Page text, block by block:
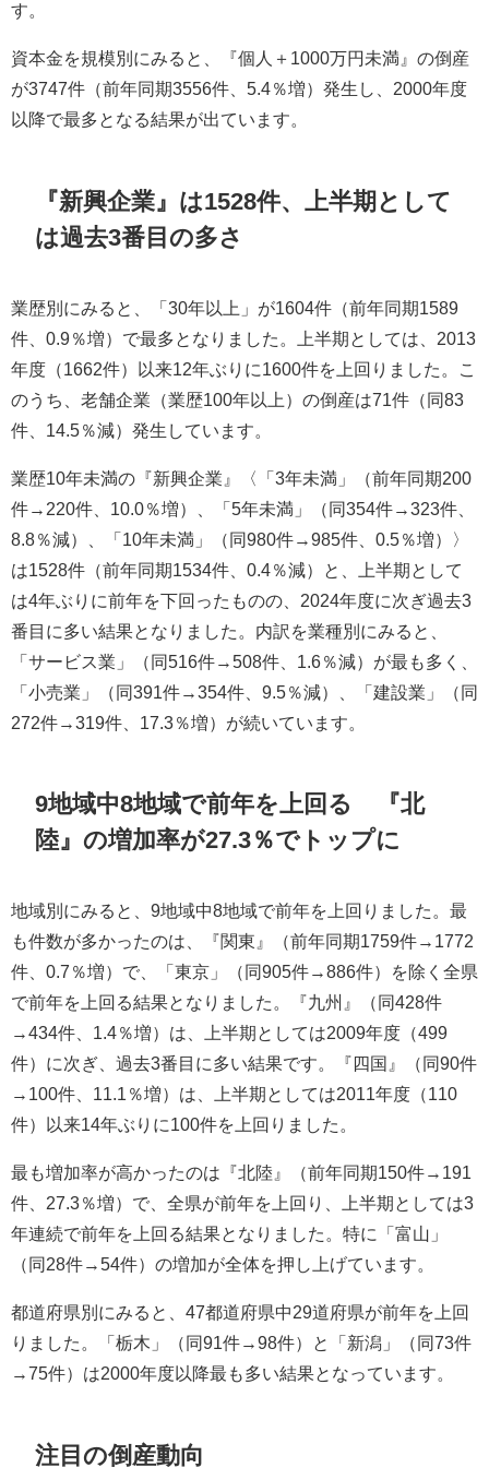
す。
資本金を規模別にみると、『個人＋1000万円未満』の倒産
が3747件（前年同期3556件、5.4％増）発生し、2000年度
以降で最多となる結果が出ています。
『新興企業』は1528件、上半期として
は過去3番目の多さ
業歴別にみると、「30年以上」が1604件（前年同期1589
件、0.9％増）で最多となりました。上半期としては、2013
年度（1662件）以来12年ぶりに1600件を上回りました。こ
のうち、老舗企業（業歴100年以上）の倒産は71件（同83
件、14.5％減）発生しています。
業歴10年未満の『新興企業』〈「3年未満」（前年同期200
件→220件、10.0％増）、「5年未満」（同354件→323件、
8.8％減）、「10年未満」（同980件→985件、0.5％増）〉
は1528件（前年同期1534件、0.4％減）と、上半期として
は4年ぶりに前年を下回ったものの、2024年度に次ぎ過去3
番目に多い結果となりました。内訳を業種別にみると、
「サービス業」（同516件→508件、1.6％減）が最も多く、
「小売業」（同391件→354件、9.5％減）、「建設業」（同
272件→319件、17.3％増）が続いています。
9地域中8地域で前年を上回る 『北
陸』の増加率が27.3％でトップに
地域別にみると、9地域中8地域で前年を上回りました。最
も件数が多かったのは、『関東』（前年同期1759件→1772
件、0.7％増）で、「東京」（同905件→886件）を除く全県
で前年を上回る結果となりました。『九州』（同428件
→434件、1.4％増）は、上半期としては2009年度（499
件）に次ぎ、過去3番目に多い結果です。『四国』（同90件
→100件、11.1％増）は、上半期としては2011年度（110
件）以来14年ぶりに100件を上回りました。
最も増加率が高かったのは『北陸』（前年同期150件→191
件、27.3％増）で、全県が前年を上回り、上半期としては3
年連続で前年を上回る結果となりました。特に「富山」
（同28件→54件）の増加が全体を押し上げています。
都道府県別にみると、47都道府県中29道府県が前年を上回
りました。「栃木」（同91件→98件）と「新潟」（同73件
→75件）は2000年度以降最も多い結果となっています。
注目の倒産動向